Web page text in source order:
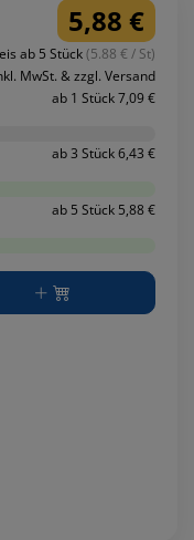
5,88 €
ab 5 Stück(5.88 € / St)
MwSt. & zzgl. Versand
ab 1 Stück 7,09 €
ab 3 Stück 6,43 €
ab 5 Stück 5,88 €